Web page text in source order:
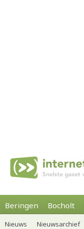
Beringen Bocholt
Nieuws Nieuwsarchief